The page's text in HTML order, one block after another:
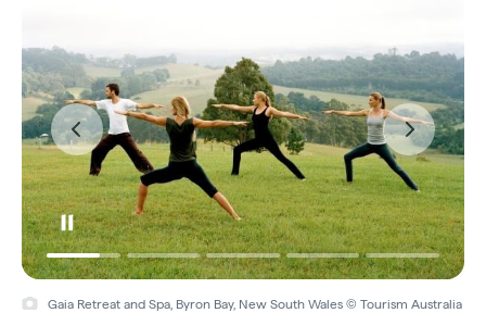
Gaia Retreat and Spa, Byron Bay, New South Wales © Tourism Australia